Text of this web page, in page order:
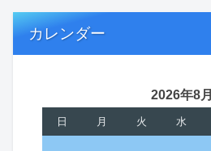
カレンダー
2026年8月
日 月 火 水